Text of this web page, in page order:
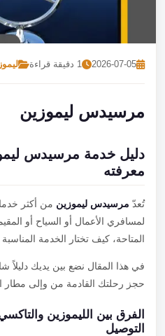
2026-07-05 1 دقيقة قراءة
مرسيدس ليموزين
دليل خدمة مرسيدس
معرفته
تُعدّمرسيدس ليموزينمن أكثر
لمسافري الأعمال أو السياح أو
المتاحة، كيف تختار الخدمة المناسبة
في هذا المقال نضع بين يديك دليلاً
حجز رحلتك القادمة من وإلى مطار
الفرق بين الليموزين
التوصيل